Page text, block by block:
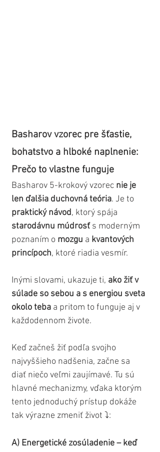
Basharov vzorec pre šťastie,
bohatstvo a hlboké naplnenie:
Prečo to vlastne funguje
Basharov 5-krokový vzorec nie je
len ďalšia duchovná teória. Je to
praktický návod, ktorý spája
starodávnu múdrosť s moderným
poznaním o mozgu a kvantových
princípoch, ktoré riadia vesmír.
Inými slovami, ukazuje ti, ako žiť v
súlade so sebou a s energiou sveta
okolo teba a pritom to funguje aj v
každodennom živote.
Keď začneš žiť podľa svojho
najvyššieho nadšenia, začne sa
diať niečo veľmi zaujímavé. Tu sú
hlavné mechanizmy, vďaka ktorým
tento jednoduchý prístup dokáže
tak výrazne zmeniť život ⤵️:
A) Energetické zosúladenie – keď